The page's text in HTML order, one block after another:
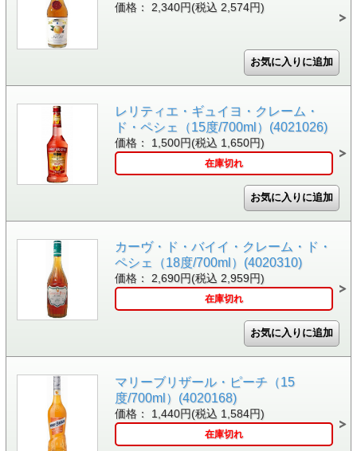
価格： 2,340円(税込 2,574円)
レリティエ・ギュイヨ・クレーム・
ド・ペシェ（15度/700ml）(4021026)
価格： 1,500円(税込 1,650円)
在庫切れ
カーヴ・ド・バイイ・クレーム・ド・
ペシェ（18度/700ml）(4020310)
価格： 2,690円(税込 2,959円)
在庫切れ
マリーブリザール・ピーチ（15
度/700ml）(4020168)
価格： 1,440円(税込 1,584円)
在庫切れ